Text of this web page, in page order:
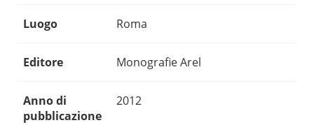
Luogo Roma
Editore Monografie Arel
Anno di
pubblicazione
2012